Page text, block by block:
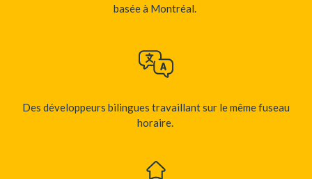
baséeà Montréal.
Des développeurs bilingues travaillantsur lemêmefuseau
horaire.